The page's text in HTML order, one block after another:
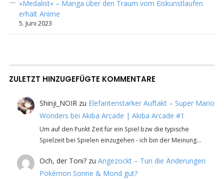
»Medalist« – Manga über den Traum vom Eiskunstlaufen
erhält Anime
5. Juni 2023
ZULETZT HINZUGEFÜGTE KOMMENTARE
Shinji_NOIR zu Elefantenstarker Auftakt – Super Mario
Wonders bei Akiba Arcade | Akiba Arcade #1
Um auf den Punkt Zeit für ein Spiel bzw die typische
Spielzeit bei Spielen einzugehen - ich bin der Meinung…
Och, der Toni? zuAngezockt – Tun die Änderungen
Pokémon Sonne & Mond gut?